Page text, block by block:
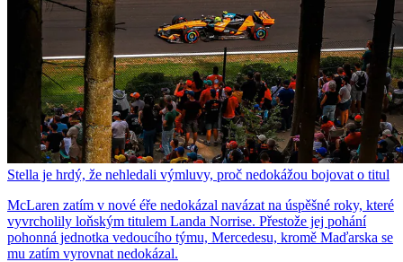
Stella je hrdý, že nehledali výmluvy, proč nedokážou bojovat o titul
McLaren zatím v nové éře nedokázal navázat na úspěšné roky, které
vyvrcholily loňským titulem Landa Norrise. Přestože jej pohání
pohonná jednotka vedoucího týmu, Mercedesu, kromě Maďarska se
mu zatím vyrovnat nedokázal.